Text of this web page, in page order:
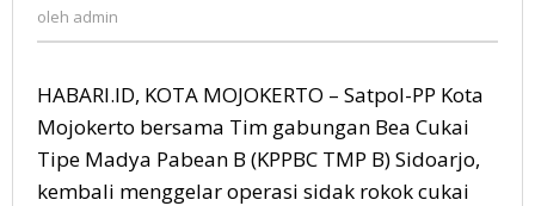
Cukai
Razia
Rokok
Cukai
Ilegal
oleh admin
HABARI.ID, KOTA MOJOKERTO – Satpol-PP Kota
Mojokerto bersama Tim gabungan Bea Cukai
Tipe Madya Pabean B (KPPBC TMP B) Sidoarjo,
kembali menggelar operasi sidak rokok cukai